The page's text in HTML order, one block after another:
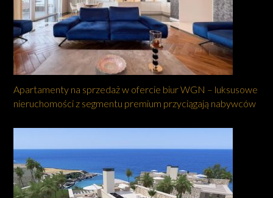
Apartamenty na sprzedaż w ofercie biur WGN – luksusowe
nieruchomości z segmentu premium przyciągają nabywców